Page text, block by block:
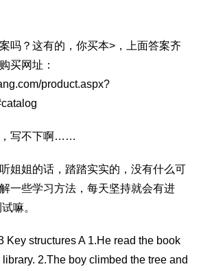
吗？这有的，你买本>，上面答案齐
买网址：
product.aspx?
，写不下啊……
姐姐的话，踏踏实实的，没有什么可
一些学习方法，每天坚持就会有进
嘛。
Key structures A 1.He read the book
2.The boy climbed the tree and